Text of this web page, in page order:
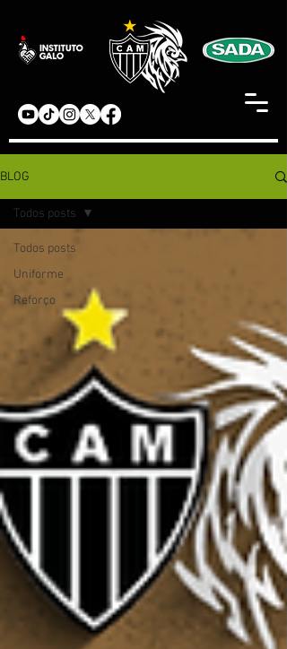
BLOG
Todos posts
Uniforme
Reforço
Todos posts